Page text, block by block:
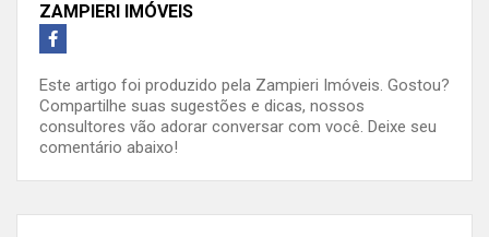
ZAMPIERI IMÓVEIS
Este artigo foi produzido pela Zampieri Imóveis. Gostou?
Compartilhe suas sugestões e dicas, nossos
consultores vão adorar conversar com você. Deixe seu
comentário abaixo!